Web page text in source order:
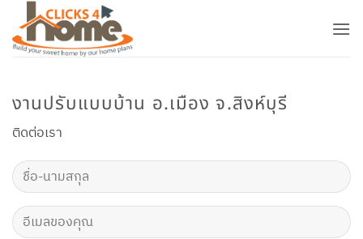
ยัง
งานปรับแบบบ้าน อ.เมือง จ.สิงห์บุรี
ติดต่อเรา